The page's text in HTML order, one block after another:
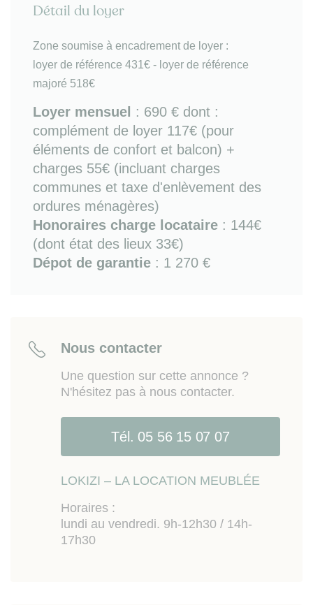
- séjour donnant sur petit balcon, avec espace salon
(derrière porte coulissante) : plaques de cuisson,
lave-vaisselle, petit électroménager, kit vaisselle,
réfrigérateur, four micro-ondes
- espace nuit avec lit double couchage et
rangements
- salle d'eau (douche + WC+ lave-linge)
- balcon avec mobilier extérieur.
Bon à savoir : chauffage électrique / fibre / local à
vélos / idéal studio étudiant.
Sur place ou à proximité immédiate (à pieds)
transports en commun (bus 9 /31 /86 et Tram B /
arrêt St Genès, avec accès rapid et direct à gare
TGV, domaine universitaire Bordeaux-Pessac, place
boulevards.
Les informations sur les risques auxquels ce bien
est exposé sont disponibles sur le site Géorisques
Détail du loyer
Zone soumise à encadrement de loyer :
loyer de référence 431€ - loyer de référence
majoré 518€
Loyer mensuel : 690 € dont :
complément de loyer 117€ (pour
éléments de confort et balcon) +
charges 55€ (incluant charges
communes et taxe d'enlèvement des
ordures ménagères)
Honoraires charge locataire : 144€
(dont état des lieux 33€)
Dépot de garantie : 1 270 €
Nous contacter
Une question sur cette annonce ?
N'hésitez pas à nous contacter.
Tél. 05 56 15 07 07
LOKIZI – LA LOCATION MEUBLÉE
Horaires :
lundi au vendredi. 9h-12h30 / 14h-
17h30